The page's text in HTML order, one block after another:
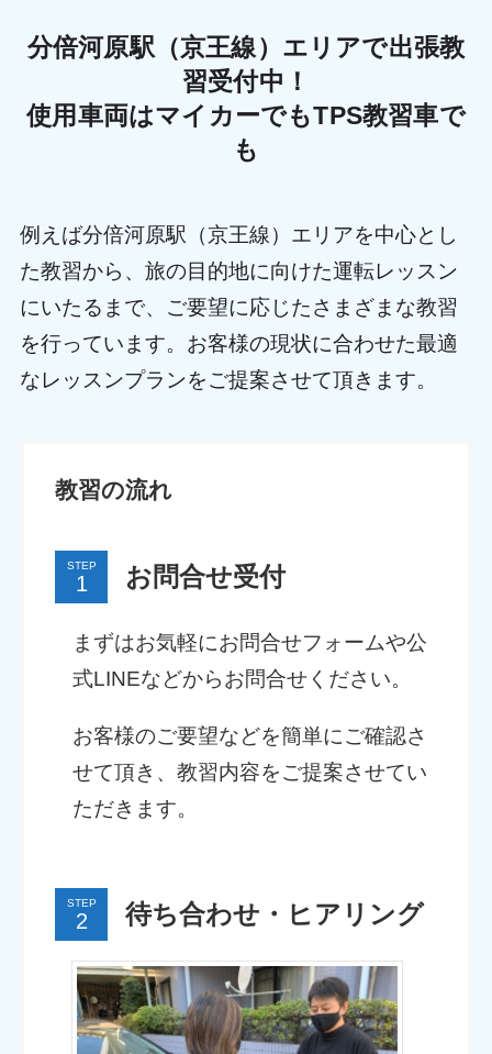
分倍河原駅（京王線）エリアで出張教
習受付中！
使用車両はマイカーでもTPS教習車で
も
例えば分倍河原駅（京王線）エリアを中心とし
た教習から、旅の目的地に向けた運転レッスン
にいたるまで、ご要望に応じたさまざまな教習
を行っています。お客様の現状に合わせた最適
なレッスンプランをご提案させて頂きます。
教習の流れ
STEP お問合せ受付
まずはお気軽にお問合せフォームや公
式LINEなどからお問合せください。
お客様のご要望などを簡単にご確認さ
せて頂き、教習内容をご提案させてい
ただきます。
STEP 待ち合わせ・ヒアリング